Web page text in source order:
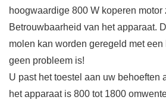
hoogwaardige 800 W koperen motor
Betrouwbaarheid van het apparaat.
molen kan worden geregeld met
geen probleem is!
U past het toestel aan uw behoeften
het apparaat is 800 tot 1800